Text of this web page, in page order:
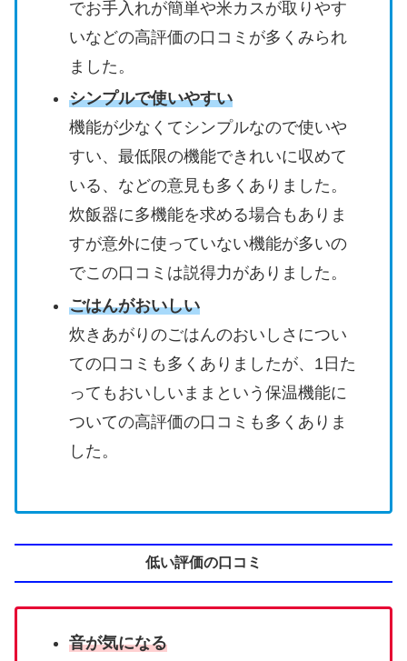
でお手入れが簡単や米カスが取りやす
いなどの高評価の口コミが多くみられ
ました。
シンプルで使いやすい
機能が少なくてシンプルなので使いや
すい、最低限の機能できれいに収めて
いる、などの意見も多くありました。
炊飯器に多機能を求める場合もありま
すが意外に使っていない機能が多いの
でこの口コミは説得力がありました。
ごはんがおいしい
炊きあがりのごはんのおいしさについ
ての口コミも多くありましたが、1日た
ってもおいしいままという保温機能に
ついての高評価の口コミも多くありま
した。
低い評価の口コミ
音が気になる